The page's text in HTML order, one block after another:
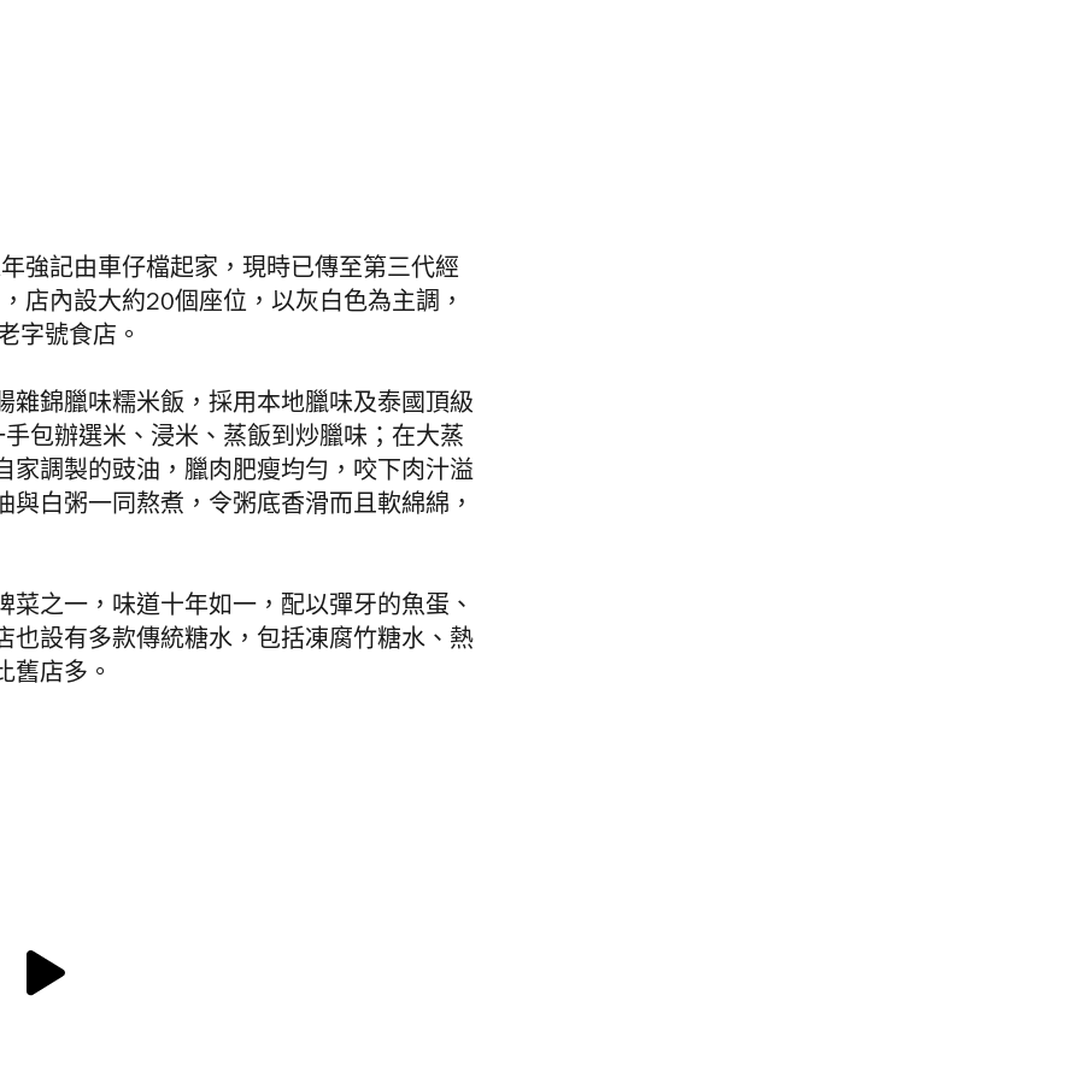
強記由車仔檔起家，現時已傳至第三代經
店內設大約20個座位，以灰白色為主調，
字號食店。
雜錦臘味糯米飯，採用本地臘味及泰國頂級
包辦選米、浸米、蒸飯到炒臘味；在大蒸
家調製的豉油， 臘肉肥瘦均勻，咬下肉汁溢
與白粥一同熬煮，令粥底香滑而且軟綿綿，
之一，味道十年如一，配以彈牙的魚蛋、
也設有多款傳統糖水，包括凍腐竹糖水、熱
舊店多。